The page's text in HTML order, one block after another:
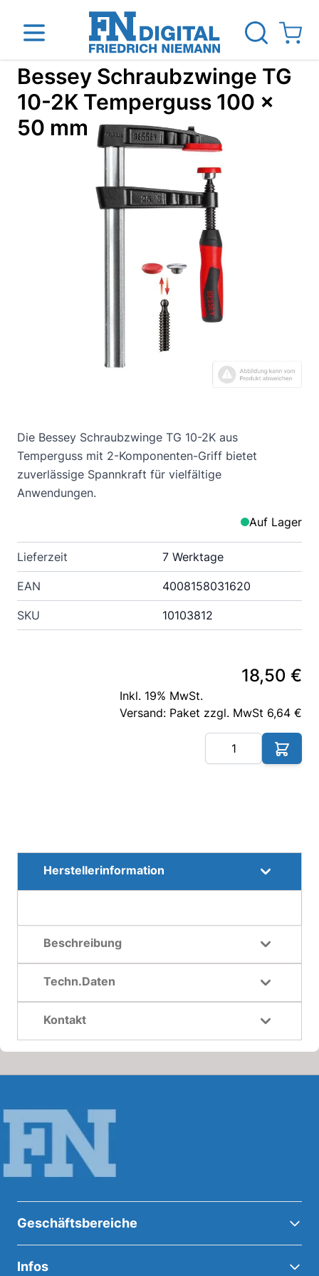
Direkt zum Inhalt
Das Unternehmen
View
Bessey Schraubzwinge TG
10-2K Temperguss 100 x
50 mm
Die Bessey Schraubzwinge TG 10-2K aus
Temperguss mit 2-Komponenten-Griff bietet
zuverlässige Spannkraft für vielfältige
Anwendungen.
Auf Lager
Lieferzeit 7 Werktage
EAN 4008158031620
SKU 10103812
18,50 €
Inkl. 19% MwSt.
Versand: Paket zzgl. MwSt 6,64 €
Herstellerinformation
Beschreibung
Techn.Daten
Kontakt
Geschäftsbereiche
Infos